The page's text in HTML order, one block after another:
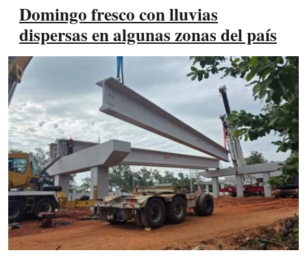
Domingo fresco con lluvias
dispersas en algunas zonas del país